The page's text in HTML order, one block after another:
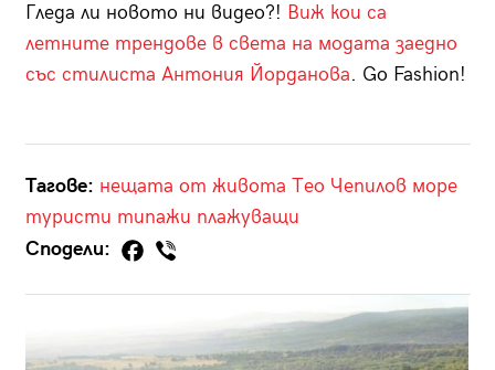
Гледа ли новото ни видео?! Виж кои са
летните трендове в света на модата заедно
със стилиста Антония Йорданова. Go Fashion!
Тагове: нещата от живота Тео Чепилов море
туристи типажи плажуващи
Сподели: